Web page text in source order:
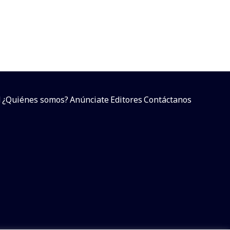
¿Quiénes somos?AnúnciateEditoresContáctanos